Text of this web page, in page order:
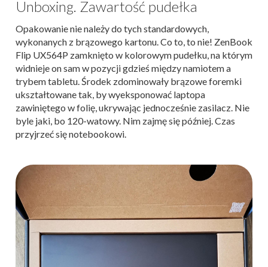
Unboxing. Zawartość pudełka
Opakowanie nie należy do tych standardowych,
wykonanych z brązowego kartonu. Co to, to nie! ZenBook
Flip UX564P zamknięto w kolorowym pudełku, na którym
widnieje on sam w pozycji gdzieś między namiotem a
trybem tabletu. Środek zdominowały brązowe foremki
ukształtowane tak, by wyeksponować laptopa
zawiniętego w folię, ukrywając jednocześnie zasilacz. Nie
byle jaki, bo 120-watowy. Nim zajmę się później. Czas
przyjrzeć się notebookowi.